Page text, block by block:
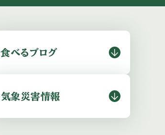
食べるブログ
気象災害情報